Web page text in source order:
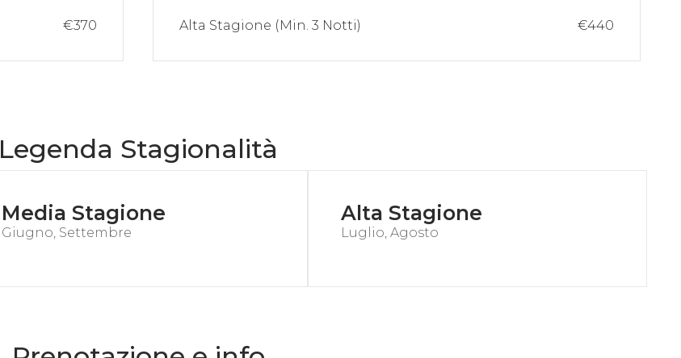
€370 Alta Stagione (Min. 3 Notti) €440
Legenda Stagionalità
Media Stagione
Giugno, Settembre
Alta Stagione
Luglio, Agosto